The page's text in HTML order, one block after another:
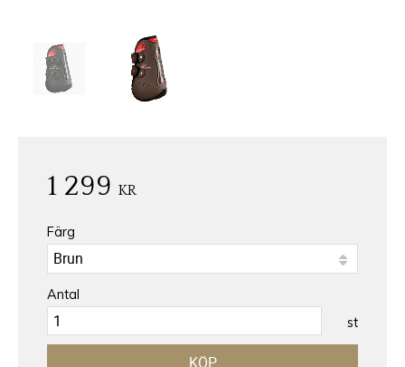
1 299 KR
Färg
Antal
st
KÖP